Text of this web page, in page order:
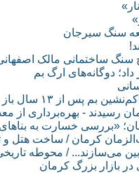
سنگ ساختمانی مالک
دوگانه‌های ارگ بم
ارگ تاریخی از خاک برخاست
رسیدند - بهره‌برداری از
«بررسی خسارت‌ به
کرمان / ساخت هتل و
می‌سازند... / محوطه
بازار بزرگ کرمان